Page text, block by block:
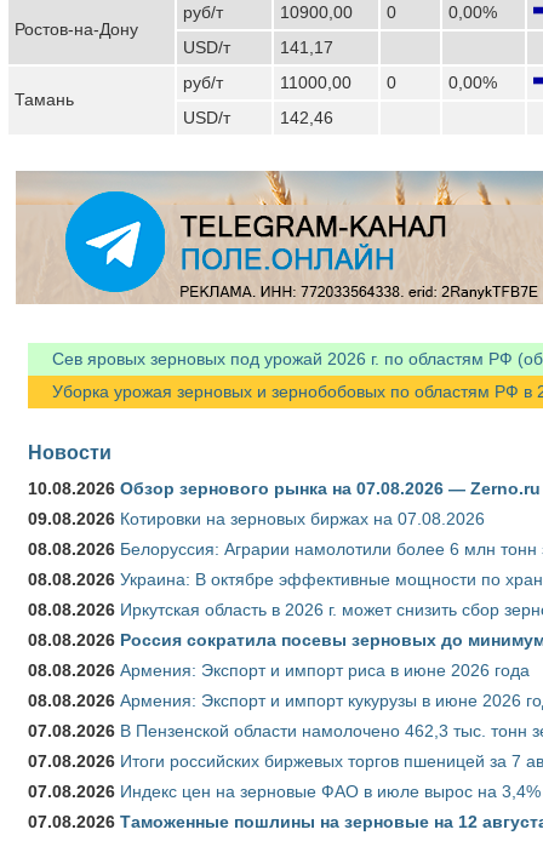
Ростов-на-Дону
руб/т 10900,00 0
0,00%
USD/т
141,17
Тамань
руб/т 11000,00 0
0,00%
USD/т
142,46
Сев яровых зерновых под урожай 2026 г. по областям РФ
Уборка урожая зерновых и зернобобовых по областям РФ в
Новости
10.08.2026 Обзор зернового рынка на 07.08.2026 — Zerno.ru
09.08.2026 Котировки на зерновых биржах на 07.08.2026
08.08.2026 Белоруссия: Аграрии намолотили более 6 млн тонн
08.08.2026 Украина: В октябре эффективные мощности по
08.08.2026 Иркутская область в 2026 г. может снизить сбор
08.08.2026 Россия сократила посевы зерновых до
08.08.2026 Армения: Экспорт и импорт риса в июне 2026 года
08.08.2026 Армения: Экспорт и импорт кукурузы в июне 2026
07.08.2026 В Пензенской области намолочено 462,3 тыс. тонн
07.08.2026 Итоги российских биржевых торгов пшеницей за 7
07.08.2026 Индекс цен на зерновые ФАО в июле вырос на 3,4%
07.08.2026 Таможенные пошлины на зерновые на 12